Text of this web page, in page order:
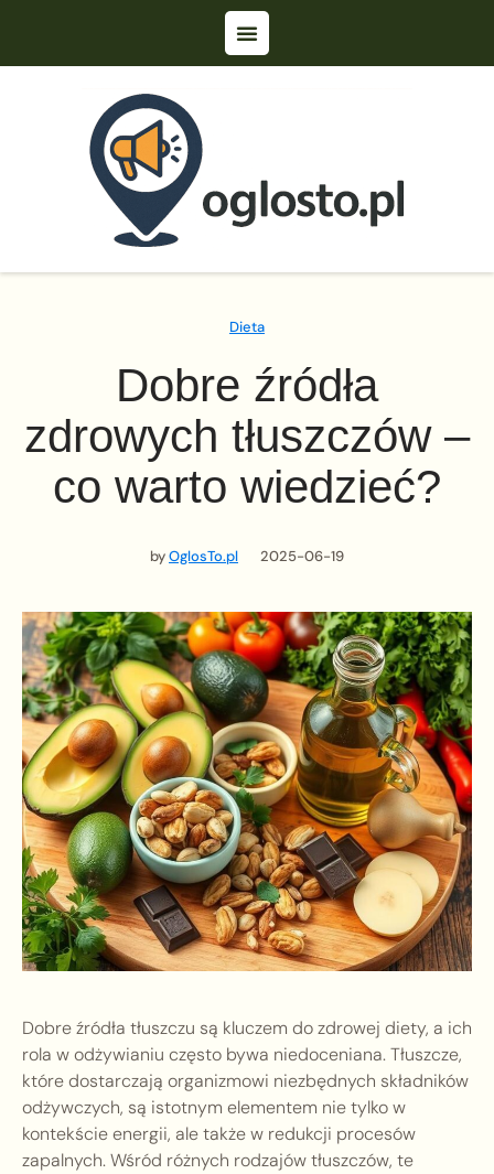
Dieta
Dobre źródła
zdrowych tłuszczów –
co warto wiedzieć?
byOglosTo.pl 2025-06-19
Dobre źródła tłuszczu są kluczem do zdrowej diety, a ich
rola w odżywianiu często bywa niedoceniana. Tłuszcze,
które dostarczają organizmowi niezbędnych składników
odżywczych, są istotnym elementem nie tylko w
kontekście energii, ale także w redukcji procesów
zapalnych. Wśród różnych rodzajów tłuszczów, te